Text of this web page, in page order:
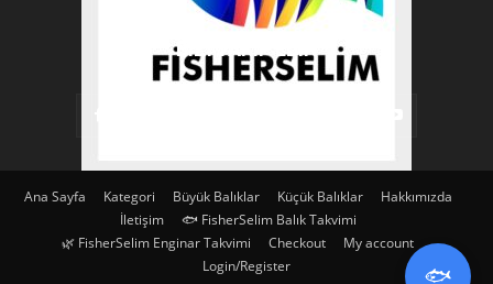
BIZI TAKIP EDIN
Ana Sayfa Kategori Büyük Balıklar Küçük Balıklar
Hakkımızda
İletişim
🐟 FisherSelim Balık Takvimi
🌿 FisherSelim Enginar Takvimi
Checkout
My account
Login/Register
🐟